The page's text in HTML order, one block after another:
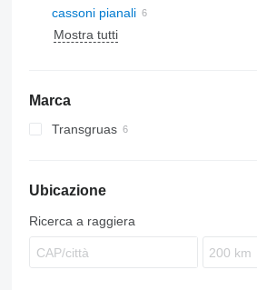
cassoni pianali
Mostra tutti
Marca
Transgruas
Ubicazione
Ricerca a raggiera